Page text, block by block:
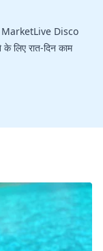
MarketLive Disco
रात-दिन काम